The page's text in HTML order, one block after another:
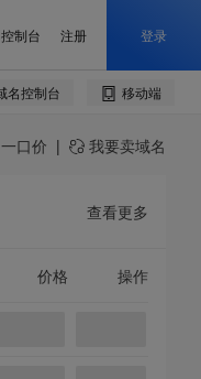
一口价 | 我要卖域名
查看更多
价格 操作